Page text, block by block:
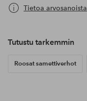
Tietoa arvosanoista
Tutustu tarkemmin
Roosat samettiverhot